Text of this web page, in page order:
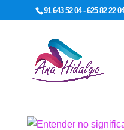
google-site-verification:
91 643 52 04 - 625 82 22